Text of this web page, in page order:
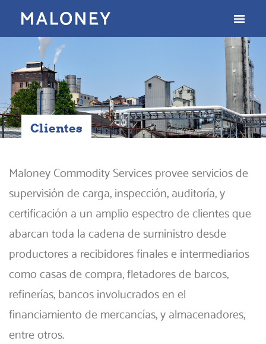
Clientes
Maloney Commodity Services provee servicios de
supervisión de carga, inspección, auditoría, y
certificación a un amplio espectro de clientes que
abarcan toda la cadena de suministro desde
productores a recibidores finales e intermediarios
como casas de compra, fletadores de barcos,
refinerías, bancos involucrados en el
financiamiento de mercancías, y almacenadores,
entre otros.